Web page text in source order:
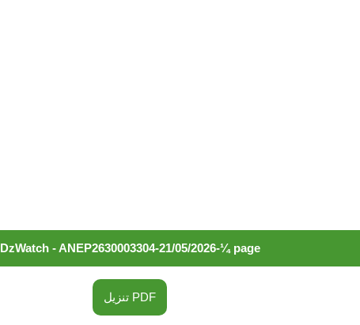
DzWatch - ANEP2630003304-21/05/2026-¼ page
تنزيل PDF